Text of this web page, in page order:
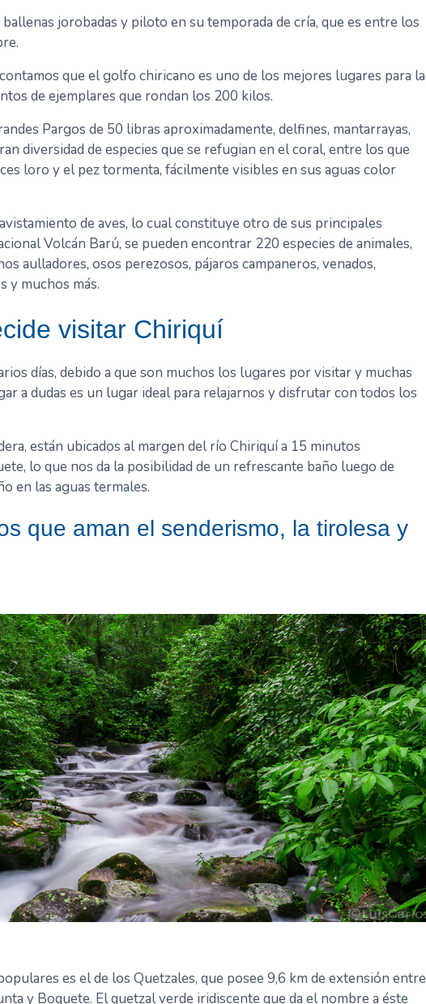
jorobadas y piloto en su temporada de cría, que es entre los
que el golfo chiricano es uno de los mejores lugares para la
de ejemplares que rondan los 200 kilos.
Pargos de 50 libras aproximadamente, delfines, mantarrayas,
diversidad de especies que se refugian en el coral, entre los que
loro y el pez tormenta, fácilmente visibles en sus aguas color
de aves, lo cual constituye otro de sus principales
Volcán Barú, se pueden encontrar 220 especies de animales,
aulladores, osos perezosos, pájaros campaneros, venados,
y muchos más.
visitar Chiriquí
días, debido a que son muchos los lugares por visitar y muchas
a dudas es un lugar ideal para relajarnos y disfrutar con todos los
están ubicados al margen del río Chiriquí a 15 minutos
lo que nos da la posibilidad de un refrescante baño luego de
en las aguas termales.
que aman el senderismo, la tirolesa y
es el de los Quetzales, que posee 9,6 km de extensión entre
y Boquete. El quetzal verde iridiscente que da el nombre a éste